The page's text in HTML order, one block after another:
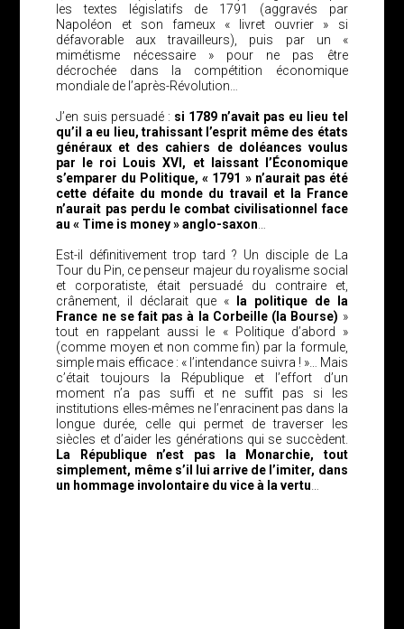
les textes législatifs de 1791 (aggravés par
Napoléon et son fameux « livret ouvrier » si
défavorable aux travailleurs), puis par un «
mimétisme nécessaire » pour ne pas être
décrochée dans la compétition économique
mondiale de l’après-Révolution…
J’en suis persuadé : si 1789 n’avait pas eu lieu tel
qu’il a eu lieu, trahissant l’esprit même des états
généraux et des cahiers de doléances voulus
par le roi Louis XVI, et laissant l’Économique
s’emparer du Politique, « 1791 » n’aurait pas été
cette défaite du monde du travail et la France
n’aurait pas perdu le combat civilisationnel face
au « Time is money » anglo-saxon
Est-il définitivement trop tard ? Un disciple de La
Tour du Pin, ce penseur majeur du royalisme social
et corporatiste, était persuadé du contraire et,
crânement, il déclarait que «
la politique de la
France ne se fait pas à la Corbeille (la Bourse) »
tout en rappelant aussi le « Politique d’abord »
(comme moyen et non comme fin) par la formule,
simple mais efficace : « l’intendance suivra ! »… Mais
c’était toujours la République et l’effort d’un
moment n’a pas suffi et ne suffit pas si les
institutions elles-mêmes ne l’enracinent pas dans la
longue durée, celle qui permet de traverser les
siècles et d’aider les générations qui se succèdent.
La République n’est pas la Monarchie, tout
simplement, même s’il lui arrive de l’imiter, dans
un hommage involontaire du vice à la vertu